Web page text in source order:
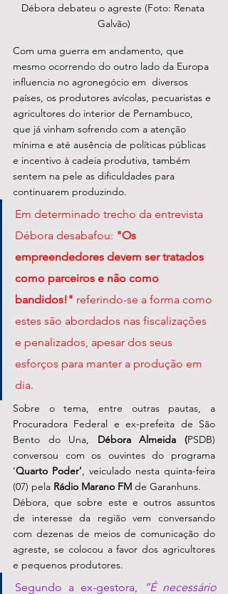
Débora debateu o agreste (Foto: Renata
Galvão)
Com uma guerra em andamento, que
mesmo ocorrendo do outro lado da Europa
influencia no agronegócio em  diversos
países, os produtores avícolas, pecuaristas e
agricultores do interior de Pernambuco,
que já vinham sofrendo com a atenção
mínima e até ausência de políticas públicas
e incentivo à cadeia produtiva, também
sentem na pele as dificuldades para
continuarem produzindo.
Em determinado trecho da entrevista
Débora desabafou: "Os
empreendedores devem ser tratados
como parceiros e não como
bandidos!" referindo-se a forma como
estes são abordados nas fiscalizações
e penalizados, apesar dos seus
esforços para manter a produção em
dia.
Sobre o tema, entre outras pautas, a
Procuradora Federal e ex-prefeita de São
Bento do Una, Débora Almeida (PSDB)
conversou com os ouvintes do programa
‘Quarto Poder’ , veiculado nesta quinta-feira
(07) pela Rádio Marano FM de Garanhuns.
Débora, que sobre este e outros assuntos
de interesse da região vem conversando
com dezenas de meios de comunicação do
agreste, se colocou a favor dos agricultores
e pequenos produtores.
Segundo a ex-gestora,
“É necessário